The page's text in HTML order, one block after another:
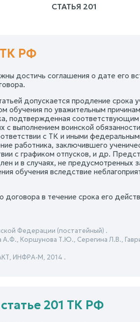
СТАТЬЯ 201
ТК РФ
достичь соглашения о дате его
допускается продление срока
обучения по уважительным
подтвержденная
с выполнением воинской
с ТК и иными
работника, заключившего
с графиком отпусков, и др.
и в случаях, не предусмотренных
обучения вследствие
в течение срока его
Федерации (постатейный) .
Коршунова Т.Ю., Серегина Л.В.,
ИНФРА-М, 2014 .
201 ТК РФ